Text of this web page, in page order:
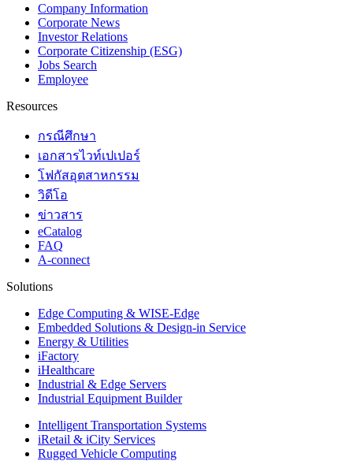
Company Information
Corporate News
Investor Relations
Corporate Citizenship (ESG)
Jobs Search
Employee
Resources
กรณีศึกษา
เอกสารไวท์เปเปอร์
โฟกัสอุตสาหกรรม
วิดีโอ
ข่าวสาร
eCatalog
FAQ
A-connect
Solutions
Edge Computing & WISE-Edge
Embedded Solutions & Design-in Service
Energy & Utilities
iFactory
iHealthcare
Industrial & Edge Servers
Industrial Equipment Builder
Intelligent Transportation Systems
iRetail & iCity Services
Rugged Vehicle Computing